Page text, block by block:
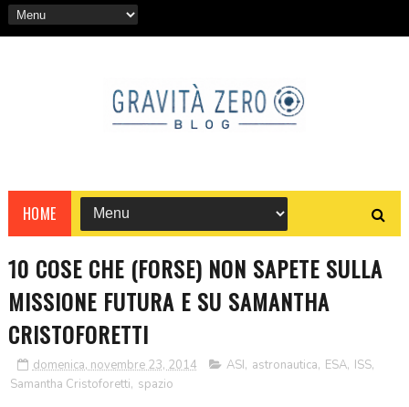
HOME
10 COSE CHE (FORSE) NON SAPETE SULLA
MISSIONE FUTURA E SU SAMANTHA
CRISTOFORETTI
domenica, novembre 23, 2014 ASI, astronautica, ESA, ISS,
Samantha Cristoforetti, spazio